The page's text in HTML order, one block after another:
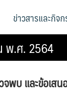
ข่าวสารและกิจ
พ.ศ. 2564
พบ และข้อเส